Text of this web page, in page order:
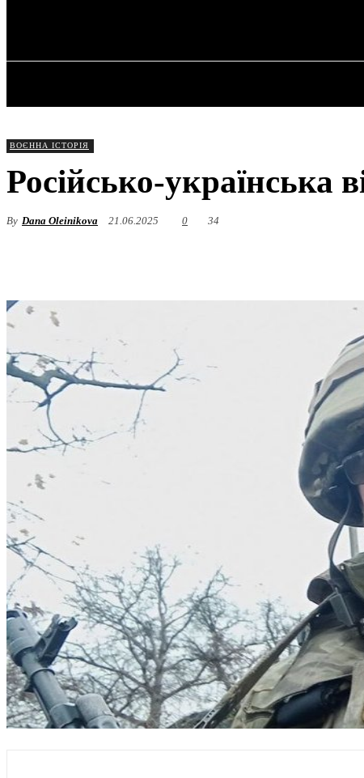
ВОЄННА ІСТОРІЯ
Російсько-українська
By Dana Oleinikova 21.06.2025 0 34